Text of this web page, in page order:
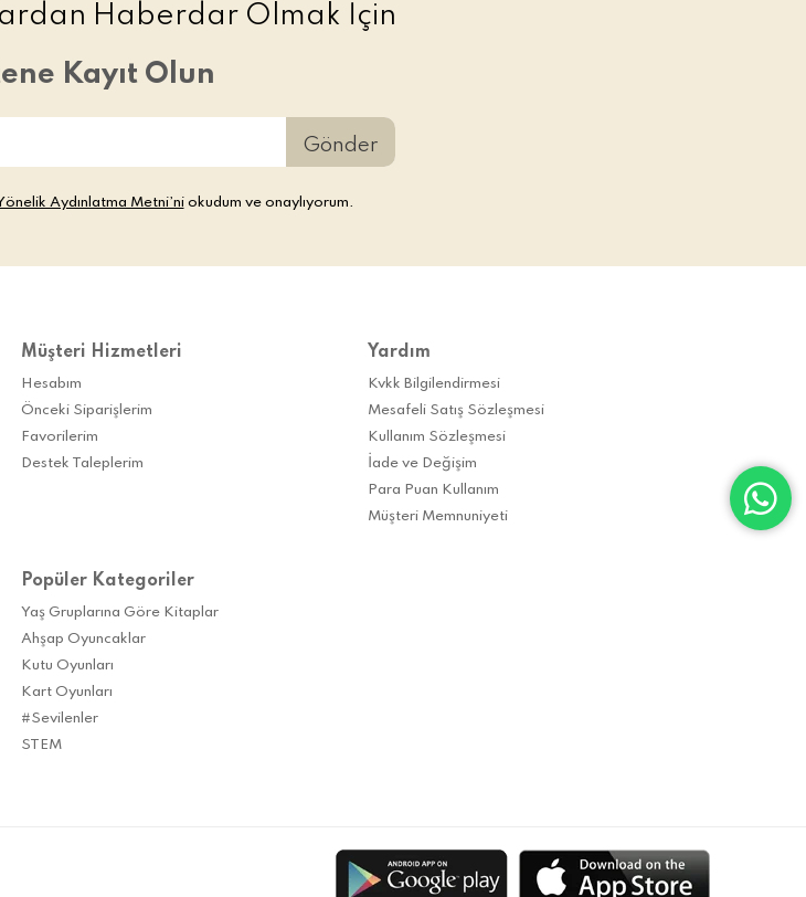
Haberdar Olmak İçin
Kayıt Olun
Gönder
Aydınlatma Metni’ni okudum ve onaylıyorum.
Müşteri Hizmetleri
Hesabım
Önceki Siparişlerim
Favorilerim
Destek Taleplerim
Yardım
Kvkk Bilgilendirmesi
Mesafeli Satış Sözleşmesi
Kullanım Sözleşmesi
İade ve Değişim
Para Puan Kullanım
Müşteri Memnuniyeti
Popüler Kategoriler
Yaş Gruplarına Göre Kitaplar
Ahşap Oyuncaklar
Kutu Oyunları
Kart Oyunları
#Sevilenler
STEM